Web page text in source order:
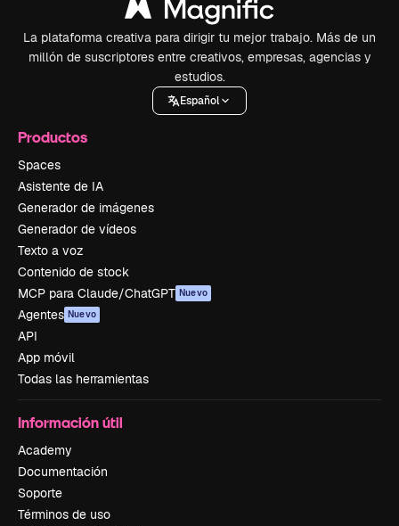
La plataforma creativa para dirigir tu mejor trabajo. Más de un
millón de suscriptores entre creativos, empresas, agencias y
estudios.
Español
Productos
Spaces
Asistente de IA
Generador de imágenes
Generador de vídeos
Texto a voz
Contenido de stock
MCP para Claude/ChatGPT Nuevo
Agentes Nuevo
API
App móvil
Todas las herramientas
Información útil
Academy
Documentación
Soporte
Términos de uso